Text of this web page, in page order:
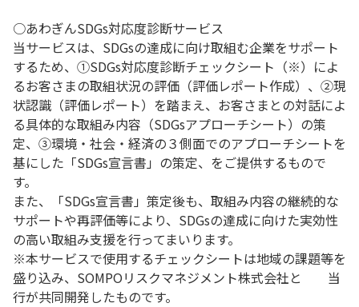
○あわぎんSDGs対応度診断サービス
当サービスは、SDGsの達成に向け取組む企業をサポート
するため、①SDGs対応度診断チェックシート（※）によ
るお客さまの取組状況の評価（評価レポート作成）、②現
状認識（評価レポート）を踏まえ、お客さまとの対話によ
る具体的な取組み内容（SDGsアプローチシート）の策
定、③環境・社会・経済の３側面でのアプローチシートを
基にした「SDGs宣言書」の策定、をご提供するもので
す。
また、「SDGs宣言書」策定後も、取組み内容の継続的な
サポートや再評価等により、SDGsの達成に向けた実効性
の高い取組み支援を行ってまいります。
※本サービスで使用するチェックシートは地域の課題等を
盛り込み、SOMPOリスクマネジメント株式会社と 当
行が共同開発したものです。